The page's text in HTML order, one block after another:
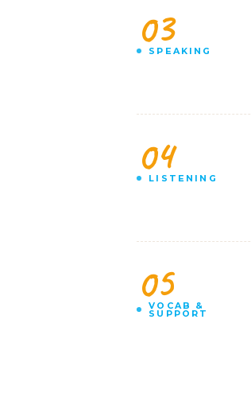
03
SPEAKING
04
LISTENING
05
VOCAB &
SUPPORT